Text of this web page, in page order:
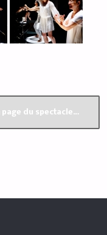
page du spectacle…